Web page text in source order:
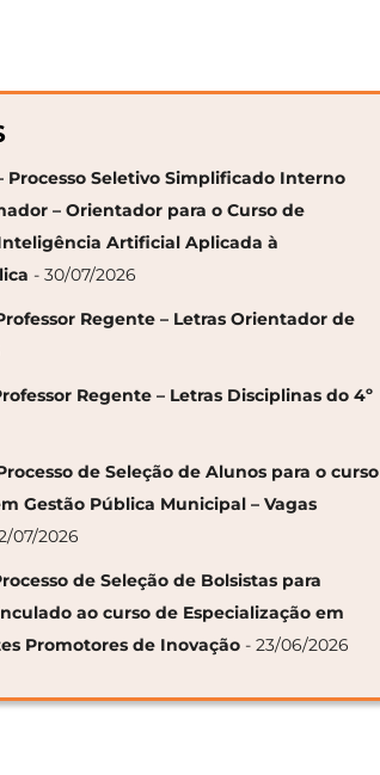
Processo Seletivo Simplificado Interno
– Orientador para o Curso de
Artificial Aplicada à
- 30/07/2026
Regente – Letras Orientador de
Regente – Letras Disciplinas do 4º
de Seleção de Alunos para o curso
Gestão Pública Municipal – Vagas
07/2026
de Seleção de Bolsistas para
ao curso de Especialização em
Promotores de Inovação - 23/06/2026